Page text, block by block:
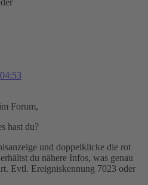
Forum,
hast du?
und doppelklicke die rot
du nähere Infos, was genau
Evtl. Ereigniskennung 7023 oder